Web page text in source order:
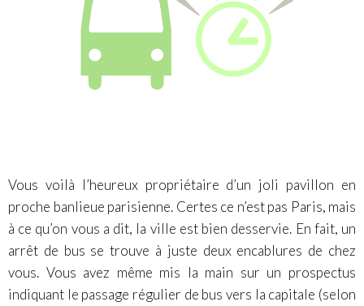
Vous voilà l’heureux propriétaire d’un joli pavillon en
proche banlieue parisienne. Certes ce n’est pas Paris, mais
à ce qu’on vous a dit, la ville est bien desservie. En fait, un
arrêt de bus se trouve à juste deux encablures de chez
vous. Vous avez même mis la main sur un prospectus
indiquant le passage régulier de bus vers la capitale (selon